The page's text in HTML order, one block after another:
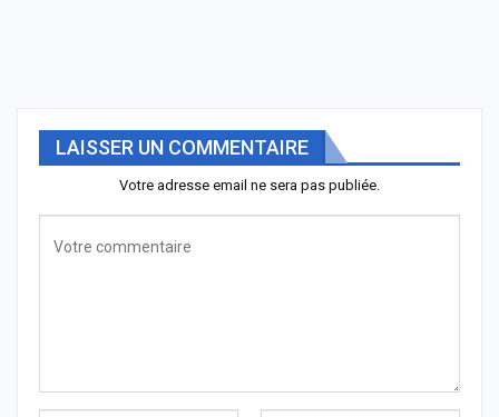
LAISSER UN COMMENTAIRE
Votre adresse email ne sera pas publiée.